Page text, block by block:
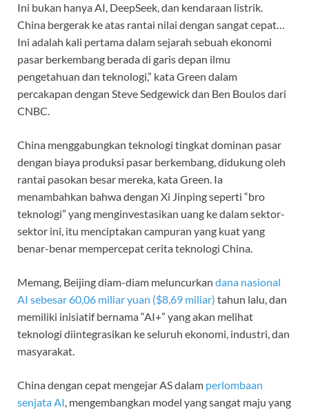
Ini bukan hanya AI, DeepSeek, dan kendaraan listrik.
China bergerak ke atas rantai nilai dengan sangat cepat…
Ini adalah kali pertama dalam sejarah sebuah ekonomi
pasar berkembang berada di garis depan ilmu
pengetahuan dan teknologi,” kata Green dalam
percakapan dengan Steve Sedgewick dan Ben Boulos dari
CNBC.
China menggabungkan teknologi tingkat dominan pasar
dengan biaya produksi pasar berkembang, didukung oleh
rantai pasokan besar mereka, kata Green. Ia
menambahkan bahwa dengan Xi Jinping seperti “bro
teknologi” yang menginvestasikan uang ke dalam sektor-
sektor ini, itu menciptakan campuran yang kuat yang
benar-benar mempercepat cerita teknologi China.
Memang, Beijing diam-diam meluncurkan dana nasional
AI sebesar 60,06 miliar yuan ($8,69 miliar) tahun lalu, dan
memiliki inisiatif bernama “AI+” yang akan melihat
teknologi diintegrasikan ke seluruh ekonomi, industri, dan
masyarakat.
China dengan cepat mengejar AS dalam perlombaan
senjata AI, mengembangkan model yang sangat maju yang